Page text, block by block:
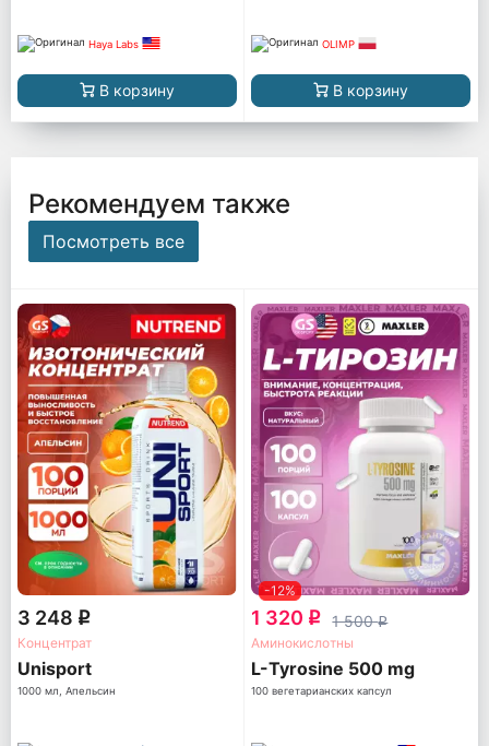
Haya Labs
В корзину
OLIMP
В корзину
Рекомендуем также
Посмотреть все
3 248 q
Концентрат
Unisport
1000 мл, Апельсин
-12%
1 320 q 1 500q
Аминокислотны
L-Tyrosine 500 mg
100 вегетарианских капсул